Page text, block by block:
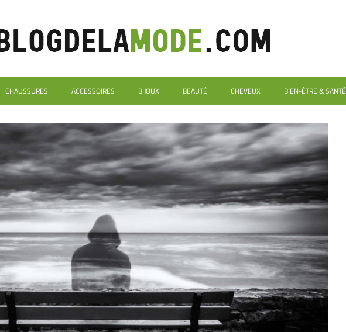
CHAUSSURES ACCESSOIRES BIJOUX BEAUTÉ CHEVEUX BIEN-ÊTRE & SANTÉ